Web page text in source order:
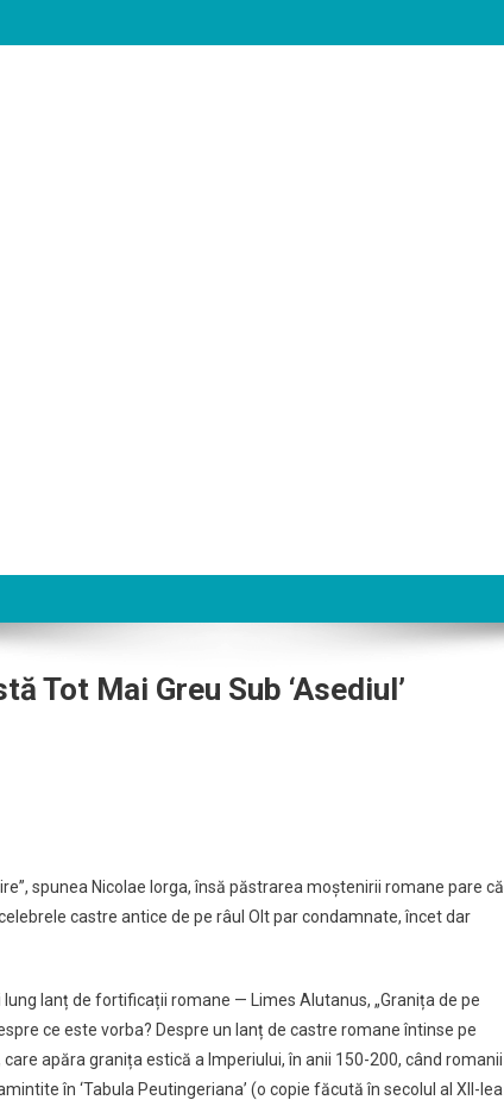
Tot Mai Greu Sub ‘asediul’
spunea Nicolae Iorga, însă păstrarea moștenirii romane pare că
castre antice de pe râul Olt par condamnate, încet dar
lanț de fortificații romane — Limes Alutanus, „Granița de pe
ce este vorba? Despre un lanț de castre romane întinse pe
apăra granița estică a Imperiului, în anii 150-200, când romanii
în ‘Tabula Peutingeriana’ (o copie făcută în secolul al XII-lea